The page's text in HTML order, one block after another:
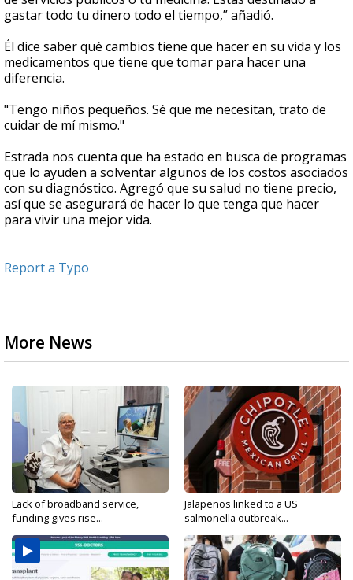
gastar todo tu dinero todo el tiempo,” añadió.
Él dice saber qué cambios tiene que hacer en su vida y los
medicamentos que tiene que tomar para hacer una
diferencia.
"Tengo niños pequeños. Sé que me necesitan, trato de
cuidar de mí mismo."
Estrada nos cuenta que ha estado en busca de programas
que lo ayuden a solventar algunos de los costos asociados
con su diagnóstico. Agregó que su salud no tiene precio,
así que se asegurará de hacer lo que tenga que hacer
para vivir una mejor vida.
Report a Typo
More News
Lack of broadband service,
funding gives rise...
Jalapeños linked to a US
salmonella outbreak...